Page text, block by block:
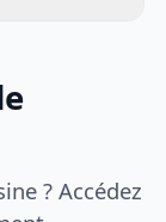
? Accédez